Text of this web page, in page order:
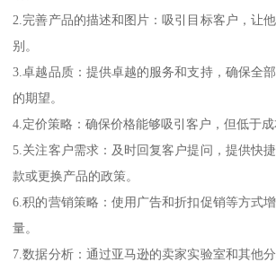
2.完善产品的描述和图片：吸引目标客户，让
别。
3.卓越品质：提供卓越的服务和支持，确保全
的期望。
4.定价策略：确保价格能够吸引客户，但低于成
5.关注客户需求：及时回复客户提问，提供快
款或更换产品的政策。
6.积的营销策略：使用广告和折扣促销等方式
量。
7.数据分析：通过亚马逊的卖家实验室和其他